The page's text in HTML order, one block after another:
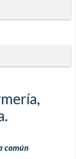
común